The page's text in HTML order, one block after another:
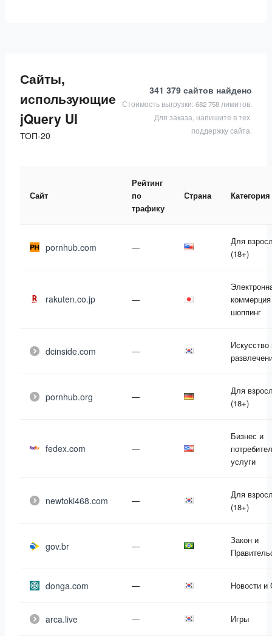
Сайты,
использующие
jQuery UI
ТОП-20
341 379 сайтов найдено
Стоимость выгрузки: 682 758 лимитов.
Для заказа, напишите в тех.
поддержку сайта.
Сайт
Рейтинг
по
трафику
Страна Категория
pornhub.com —
Для
(18+)
rakuten.co.jp —
шоппинг
dcinside.com —
Искусство
pornhub.org —
Для
(18+)
fedex.com —
Бизнес и
услуги
newtoki468.com —
Для
(18+)
gov.br —
Закон и
donga.com — Новости
arca.live — Игры